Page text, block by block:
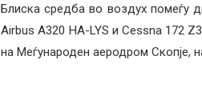
Блиска средба во воздух помеѓу
Airbus A320 HA-LYS и Cessna 172
на Меѓународен аеродром Скопје,